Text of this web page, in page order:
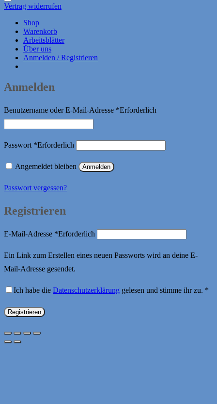
Vertrag widerrufen
Shop
Warenkorb
Arbeitsblätter
Über uns
Anmelden / Registrieren
Anmelden
Benutzername oder E-Mail-Adresse *Erforderlich
Passwort *Erforderlich
Angemeldet bleiben Anmelden
Passwort vergessen?
Registrieren
E-Mail-Adresse *Erforderlich
Ein Link zum Erstellen eines neuen Passworts wird an deine E-
Mail-Adresse gesendet.
Ich habe die Datenschutzerklärung gelesen und stimme ihr zu. *
Registrieren